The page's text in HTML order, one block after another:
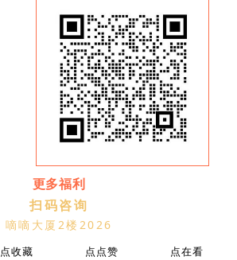
更多福利
扫码咨询
嘀嘀大厦2楼2026
点收藏 点点赞 点在看